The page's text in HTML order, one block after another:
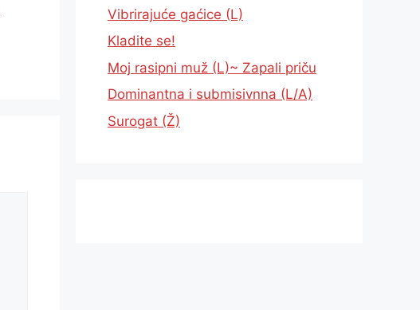
Vibrirajuće gaćice (L)
Kladite se!
Moj rasipni muž (L)~ Zapali priču
Dominantna i submisivnna (L/A)
Surogat (Ž)